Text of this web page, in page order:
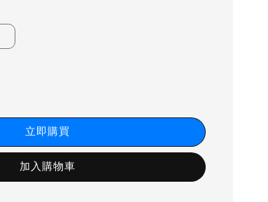
立即購買
加入購物車